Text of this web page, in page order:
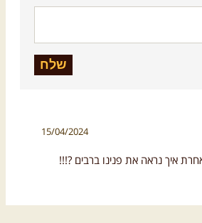
15/04/2024
איך נראה את פנינו ברבים ?!!!